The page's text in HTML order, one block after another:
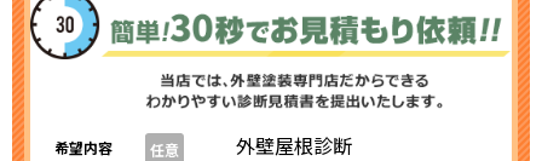
希望内容 任意
外壁屋根診断